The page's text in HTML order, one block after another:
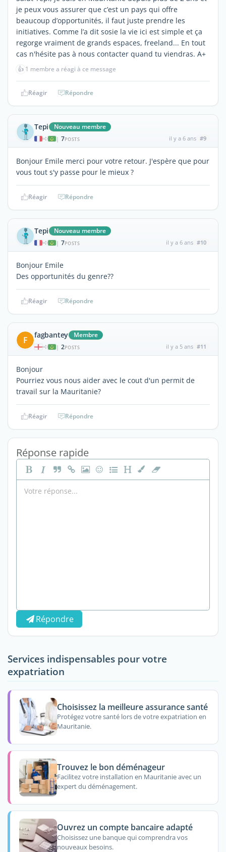
je peux vous assurer que c’est un pays qui offre
beaucoup d’opportunités, il faut juste prendre les
initiatives. Comme l’a dit sosie la vie ici est simple et ça
regorge vraiment de grands espaces, freeland... En tout
cas n'hésite pas à nous contacter quand tu viendras. A+
👍 1 membre a réagi à ce message
Réagir Répondre
Tepi Nouveau membre
| 7POSTS il y a 6 ans #9
Bonjour Emile merci pour votre retour. J'espère que pour
vous tout s'y passe pour le mieux ?
Réagir Répondre
Tepi Nouveau membre
| 7POSTS il y a 6 ans #10
Bonjour Emile
Des opportunités du genre??
Réagir Répondre
F fagbantey Membre
| 2POSTS il y a 5 ans #11
Bonjour
Pourriez vous nous aider avec le cout d'un permit de
travail sur la Mauritanie?
Réagir Répondre
Réponse rapide
Répondre
Services indispensables pour votre
expatriation
Choisissez la meilleure assurance santé
Protégez votre santé lors de votre expatriation en
Mauritanie.
Trouvez le bon déménageur
Facilitez votre installation en Mauritanie avec un
expert du déménagement.
Ouvrez un compte bancaire adapté
Choisissez une banque qui comprendra vos
nouveaux besoins.